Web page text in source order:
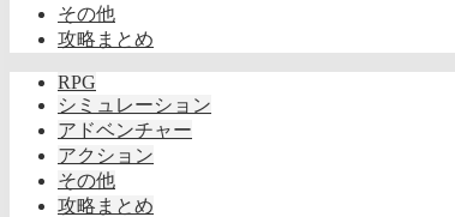
その他
攻略まとめ
RPG
シミュレーション
アドベンチャー
アクション
その他
攻略まとめ